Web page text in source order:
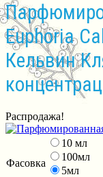
Euphoria
Кельвин
Распродажа!
Фасовка
10 мл
100мл
5мл